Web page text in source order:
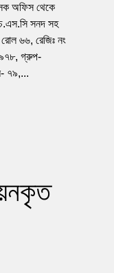
অফিস থেকে
সনদ সহ
৬৬, রেজিঃ নং
গ্রুপ-
৭৯,...